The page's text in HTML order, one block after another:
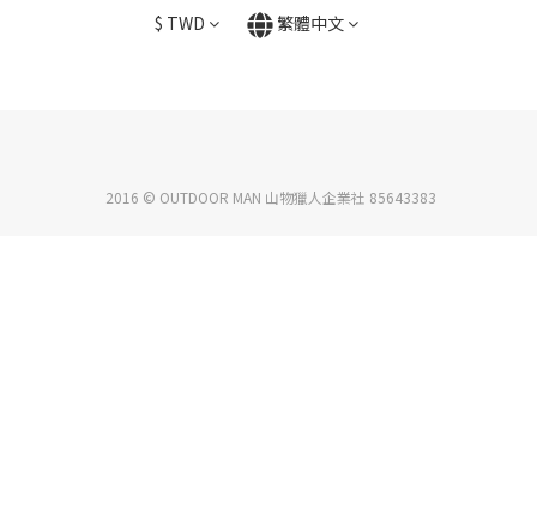
$ TWD 繁體中文
2016 © OUTDOOR MAN 山物獵人企業社 85643383